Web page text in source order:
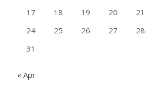
17
18 19 20 21
24
25 26 27 28
31
« Apr